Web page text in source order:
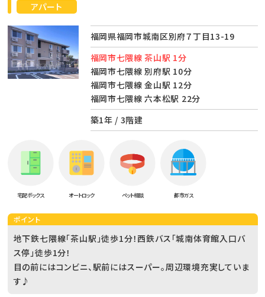
アパート
福岡県福岡市城南区別府７丁目13-19
福岡市七隈線 茶山駅 1分
福岡市七隈線 別府駅 10分
福岡市七隈線 金山駅 12分
福岡市七隈線 六本松駅 22分
築1年 / 3階建
宅配ボックス オートロック ペット相談 都市ガス
ポイント
地下鉄七隈線「茶山駅」徒歩1分！西鉄バス「城南体育館入口バ
ス停」徒歩1分！
目の前にはコンビニ、駅前にはスーパー。周辺環境充実していま
す♪